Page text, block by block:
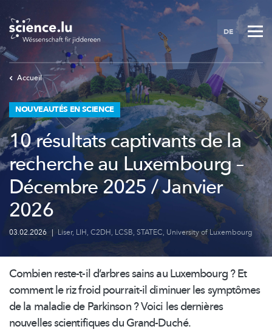
to
main
content
DE
Accueil
NOUVEAUTÉS EN SCIENCE
10 résultats captivants de la
recherche au Luxembourg –
Décembre 2025 / Janvier
2026
03.02.2026 | Liser, LIH, C2DH, LCSB, STATEC, University of Luxembourg
Combien reste-t-il d’arbres sains au Luxembourg ? Et
comment le riz froid pourrait-il diminuer les symptômes
de la maladie de Parkinson ? Voici les dernières
nouvelles scientifiques du Grand-Duché.